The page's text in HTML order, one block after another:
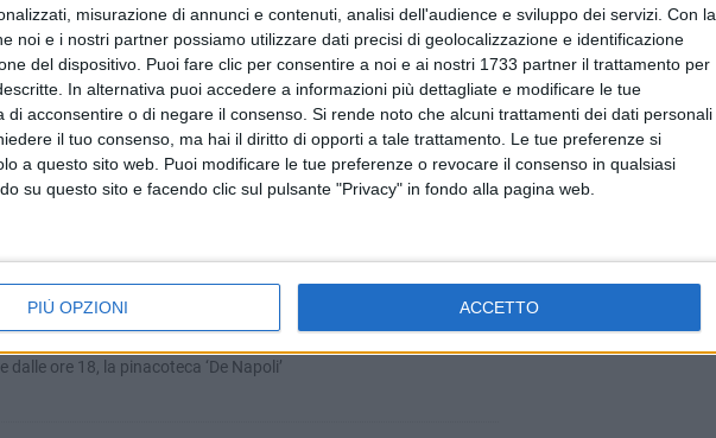
misurazione di annunci e contenuti, analisi dell'audience e sviluppo dei servizi. Con la
noi e i nostri partner possiamo utilizzare dati precisi di geolocalizzazione e identificazione
del dispositivo. Puoi fare clic per consentire a noi e ai nostri 1733 partner il trattamento per
In alternativa puoi accedere a informazioni più dettagliate e modificare le tue
di acconsentire o di negare il consenso. Si rende noto che alcuni trattamenti dei dati personali
il tuo consenso, ma hai il diritto di opporti a tale trattamento. Le tue preferenze si
a questo sito web. Puoi modificare le tue preferenze o revocare il consenso in qualsiasi
su questo sito e facendo clic sul pulsante "Privacy" in fondo alla pagina web.
PIÙ OPZIONI ACCETTO
pubblici e al santuario di Sovereto
delle scuole
dell'assessore Cataldi ai floricoltori
dell'osservatorio fitosanitario
un convegno sui genitori "senza confini"
ore 18, la pinacoteca ‘De Napoli’